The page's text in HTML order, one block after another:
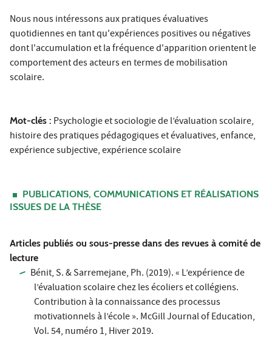
Nous nous intéressons aux pratiques évaluatives
quotidiennes en tant qu'expériences positives ou négatives
dont l'accumulation et la fréquence d'apparition orientent le
comportement des acteurs en termes de mobilisation
scolaire.
Mot-clés : Psychologie et sociologie de l’évaluation scolaire,
histoire des pratiques pédagogiques et évaluatives, enfance,
expérience subjective, expérience scolaire
PUBLICATIONS, COMMUNICATIONS ET RÉALISATIONS
ISSUES DE LA THÈSE
Articles publiés ou sous-presse dans des revues à comité de
lecture
Bénit, S. & Sarremejane, Ph. (2019). « L’expérience de
l’évaluation scolaire chez les écoliers et collégiens.
Contribution à la connaissance des processus
motivationnels à l’école ». McGill Journal of Education,
Vol. 54, numéro 1, Hiver 2019.